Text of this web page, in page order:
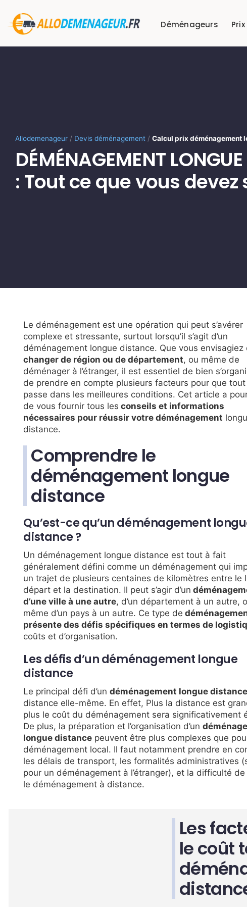
contenu
Déménageurs
Allodemenageur / Devis déménagement / Calcul prix déménagement
DÉMÉNAGEMENT
: Tout ce que vous devez
Le déménagement est une opération qui peut s’avérer
complexe et stressante, surtout lorsqu’il s’agit d’un
déménagement longue distance. Que vous envisagiez
changer de région ou de département, ou même de
déménager à l’étranger, il est essentiel de bien
de prendre en compte plusieurs facteurs pour que tout
passe dans les meilleures conditions. Cet article a
de vous fournir tous les conseils et informations
nécessaires pour réussir votre déménagement
distance.
Comprendre le
déménagement longue
distance
Qu’est-ce qu’un déménagement
distance ?
Un déménagement longue distance est tout à fait
généralement défini comme un déménagement qui
un trajet de plusieurs centaines de kilomètres entre le
départ et la destination. Il peut s’agir d’un
d’une ville à une autre, d’un département à un autre,
même d’un pays à un autre. Ce type de
présente des défis spécifiques en termes de
coûts et d’organisation.
Les défis d’un déménagement longue
distance
Le principal défi d’undéménagement longue distance
distance elle-même. En effet, Plus la distance est
plus le coût du déménagement sera significativement
De plus, la préparation et l’organisation d’un
longue distance peuvent être plus complexes que
déménagement local. Il faut notamment prendre en
les délais de transport, les formalités administratives
pour un déménagement à l’étranger), et la difficulté
le déménagement à distance.
Les
le coût